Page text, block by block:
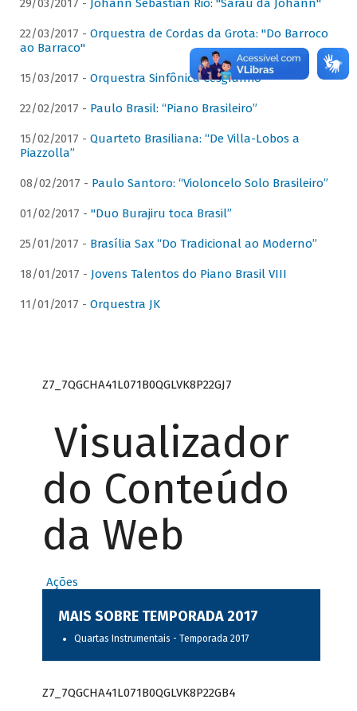
29/03/2017 - Johann Sebastian Rio: "Sarau da Johann"
22/03/2017 - Orquestra de Cordas da Grota: "Do Barroco
ao Barraco"
15/03/2017 - Orquestra Sinfônica Cesgranrio
22/02/2017 - Paulo Brasil: “Piano Brasileiro”
15/02/2017 - Quarteto Brasiliana: “De Villa-Lobos a
Piazzolla”
08/02/2017 - Paulo Santoro: “Violoncelo Solo Brasileiro”
01/02/2017 - "Duo Burajiru toca Brasil”
25/01/2017 - Brasília Sax “Do Tradicional ao Moderno”
18/01/2017 - Jovens Talentos do Piano Brasil VIII
11/01/2017 - Orquestra JK
Z7_7QGCHA41L071B0QGLVK8P22GJ7
Visualizador
do Conteúdo
da Web
Ações
MAIS SOBRE TEMPORADA 2017
Quartas Instrumentais - Temporada 2017
Z7_7QGCHA41L071B0QGLVK8P22GB4